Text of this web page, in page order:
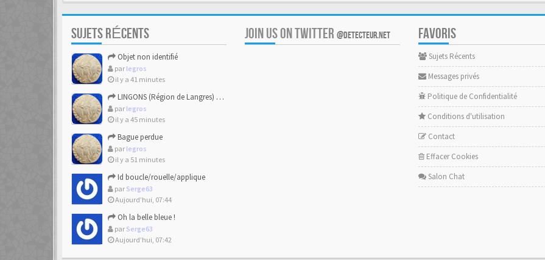
SUJETS RÉCENTS
Objet non identifié
par legros
il y a 41 minutes
LINGONS (Région de Langres) Denier KALETEDOY à la rouelle
par legros
il y a 45 minutes
Bague perdue
par legros
il y a 51 minutes
Id boucle/rouelle/applique
par Serge63
Aujourd’hui, 07:44
Oh la belle bleue !
par Serge63
Aujourd’hui, 07:42
JOIN US ON TWITTER @DETECTEUR.NET FAVORIS
Sujets Récents
Messages privés
Politique de Confidentialité
Conditions d'utilisation
Contact
Effacer Cookies
Salon Chat